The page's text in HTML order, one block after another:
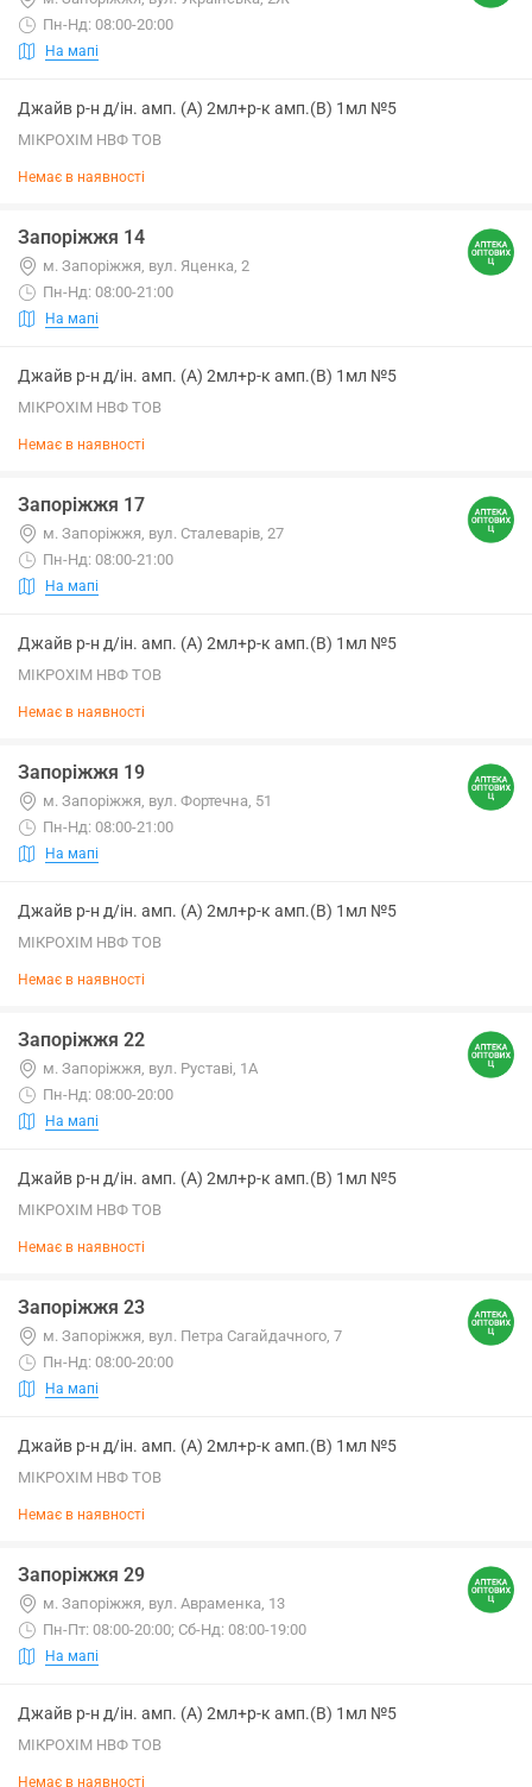
Пн-Нд: 08:00-20:00
На мапі
Джайв р-н д/ін. амп. (А) 2мл+р-к амп.(В) 1мл №5
МІКРОХІМ НВФ ТОВ
Немає в наявності
Запоріжжя 14
м. Запоріжжя, вул. Яценка, 2
Пн-Нд: 08:00-21:00
На мапі
Джайв р-н д/ін. амп. (А) 2мл+р-к амп.(В) 1мл №5
МІКРОХІМ НВФ ТОВ
Немає в наявності
Запоріжжя 17
м. Запоріжжя, вул. Сталеварів, 27
Пн-Нд: 08:00-21:00
На мапі
Джайв р-н д/ін. амп. (А) 2мл+р-к амп.(В) 1мл №5
МІКРОХІМ НВФ ТОВ
Немає в наявності
Запоріжжя 19
м. Запоріжжя, вул. Фортечна, 51
Пн-Нд: 08:00-21:00
На мапі
Джайв р-н д/ін. амп. (А) 2мл+р-к амп.(В) 1мл №5
МІКРОХІМ НВФ ТОВ
Немає в наявності
Запоріжжя 22
м. Запоріжжя, вул. Руставі, 1А
Пн-Нд: 08:00-20:00
На мапі
Джайв р-н д/ін. амп. (А) 2мл+р-к амп.(В) 1мл №5
МІКРОХІМ НВФ ТОВ
Немає в наявності
Запоріжжя 23
м. Запоріжжя, вул. Петра Сагайдачного, 7
Пн-Нд: 08:00-20:00
На мапі
Джайв р-н д/ін. амп. (А) 2мл+р-к амп.(В) 1мл №5
МІКРОХІМ НВФ ТОВ
Немає в наявності
Запоріжжя 29
м. Запоріжжя, вул. Авраменка, 13
Пн-Пт: 08:00-20:00; Сб-Нд: 08:00-19:00
На мапі
Джайв р-н д/ін. амп. (А) 2мл+р-к амп.(В) 1мл №5
МІКРОХІМ НВФ ТОВ
Немає в наявності